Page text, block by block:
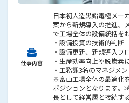
仕事内容
日本初人造黒鉛電極メー
案から新規導入の推進、
で工場全体の設備統括を
・設備投資の技術的判断
・設備更新、新規導入プ
・生産効率向上や脱炭素
・工務課3名のマネジメン
※富山工場全体の最適化
ポジションとなります。
長として経営層と接続す